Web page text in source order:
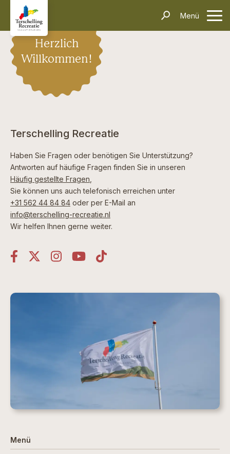
Menü
Kontakt
Unterkünfte
Informationen
Häufig gestellte Fragen
Anreise & Transport
Dörfer & Einkaufen
Aktivitäten & Tipps
Über Terschelling
Veranstaltungen
Inselerlebnisse
Alleinreisende
Dark Sky Park
Schiffswrackmuseum
Kontakt
Herzlich
Willkommen!
Terschelling Recreatie
Haben Sie Fragen oder benötigen Sie Unterstützung?
Antworten auf häufige Fragen finden Sie in unseren
Häufig gestellte Fragen
Sie können uns auch telefonisch erreichen unter
+31 562 44 84 84 oder per E-Mail an
info@terschelling-recreatie.nl
Wir helfen Ihnen gerne weiter.
Menü